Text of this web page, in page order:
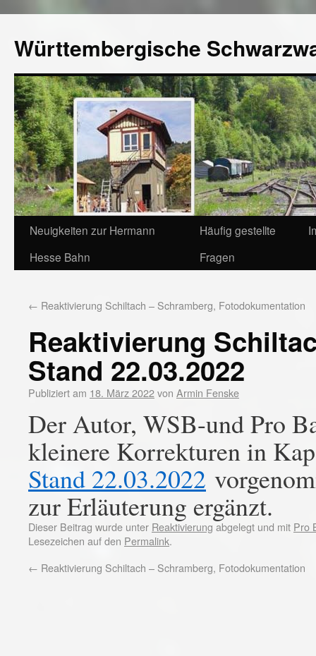
Württembergische
Neuigkeiten zur Hermann
Hesse Bahn
Häufig gestellte
Fragen
← Reaktivierung Schiltach – Schramberg, Fotodokumentation
Reaktivierung
Stand 22.03.2022
Publiziert am 18. März 2022von Armin Fenske
Der Autor, WSB-und Pro
kleinere Korrekturen in
Stand 22.03.2022
zur Erläuterung ergänzt.
Dieser Beitrag wurde unter Reaktivierung abgelegt und mit Pro
Lesezeichen auf den Permalink.
← Reaktivierung Schiltach – Schramberg, Fotodokumentation